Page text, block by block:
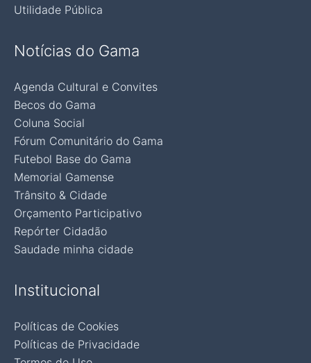
Utilidade Pública
Notícias do Gama
Agenda Cultural e Convites
Becos do Gama
Coluna Social
Fórum Comunitário do Gama
Futebol Base do Gama
Memorial Gamense
Trânsito & Cidade
Orçamento Participativo
Repórter Cidadão
Saudade minha cidade
Institucional
Políticas de Cookies
Políticas de Privacidade